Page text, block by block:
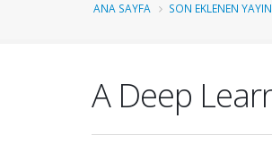
ANA SAYFA SON EKLENEN
A Deep